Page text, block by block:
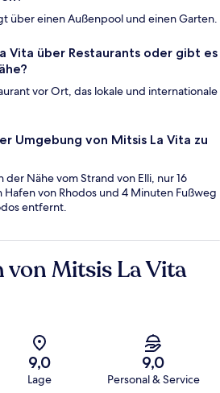
über einen Außenpool und einen Garten.
Vita über Restaurants oder gibt es
vor Ort, das lokale und internationale
Umgebung von Mitsis La Vita zu
der Nähe vom Strand von Elli, nur 16
Hafen von Rhodos und 4 Minuten Fußweg
entfernt.
von Mitsis La Vita
9,0
Lage
9,0
Personal & Service